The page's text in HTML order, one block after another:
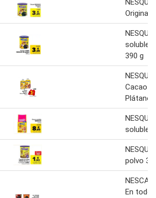
Original
soluble
390 g
Cacao o
Plátano
soluble
polvo
En